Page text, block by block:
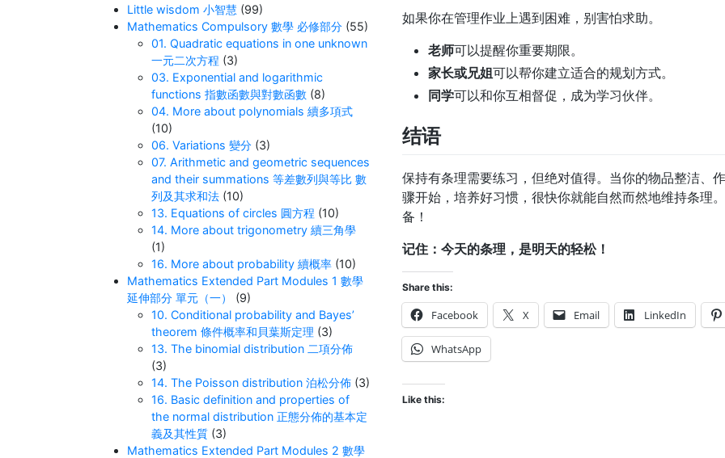
如果你在管理作业上遇到困难，别害怕求助。
老师可以提醒你重要期限。
家长或兄姐可以帮你建立适合的规划方式。
同学可以和你互相督促，成为学习伙伴。
结语
保持有条理需要练习，但绝对值得。当你的物品整洁、
骤开始，培养好习惯，很快你就能自然而然地维持条理
备！
记住：今天的条理，是明天的轻松！
Share this:
Facebook X Email LinkedIn
WhatsApp
Like this:
Little wisdom 小智慧 (99)
Mathematics Compulsory 數學 必修部分 (55)
01. Quadratic equations in one unknown
一元二次方程 (3)
03. Exponential and logarithmic
functions 指數函數與對數函數 (8)
04. More about polynomials 續多項式
(10)
06. Variations 變分 (3)
07. Arithmetic and geometric sequences
and their summations 等差數列與等比 數
列及其求和法 (10)
13. Equations of circles 圓方程 (10)
14. More about trigonometry 續三角學
(1)
16. More about probability 續概率 (10)
Mathematics Extended Part Modules 1 數學
延伸部分 單元（一）
(9)
10. Conditional probability and Bayes’
theorem 條件概率和貝葉斯定理 (3)
13. The binomial distribution 二項分佈
(3)
14. The Poisson distribution 泊松分佈 (3)
16. Basic definition and properties of
the normal distribution 正態分佈的基本定
義及其性質 (3)
Mathematics Extended Part Modules 2 數學